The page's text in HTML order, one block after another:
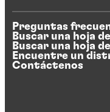
Preguntas
Buscar una hoja
Buscar una hoja
Encuentre un
Contáctenos